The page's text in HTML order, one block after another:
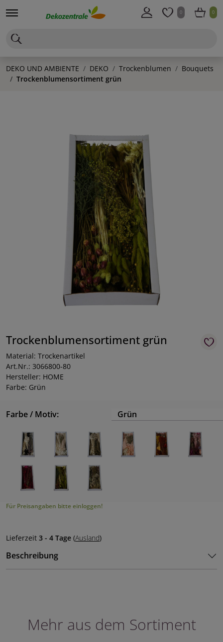
0 0
DEKO UND AMBIENTE DEKO Trockenblumen
Bouquets
Trockenblumensortiment grün
Trockenblumensortiment grün
Material: Trockenartikel
Art.Nr.: 3066800-80
Hersteller: HOME
Farbe: Grün
Farbe / Motiv: Grün
Für Preisangaben bitte einloggen!
Lieferzeit 3 - 4 Tage (Ausland)
Beschreibung
Mehr aus dem Sortiment